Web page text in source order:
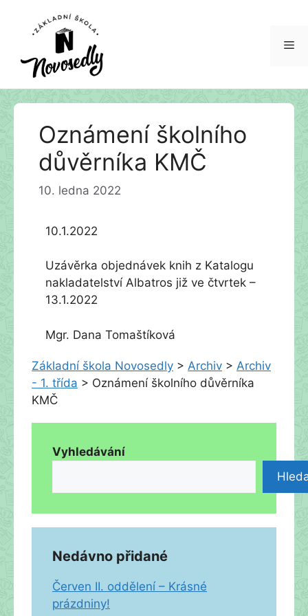
Přeskočit
Oznámení školního
důvěrníka KMČ
10. ledna 2022
10.1.2022
Uzávěrka objednávek knih z Katalogu
nakladatelství Albatros již ve čtvrtek –
13.1.2022
Mgr. Dana Tomaštíková
Základní škola Novosedly > Archiv > Archiv
- 1. třída > Oznámení školního důvěrníka
KMČ
Vyhledávání
Nedávno přidané
Červen II. oddělení – Krásné
prázdniny!